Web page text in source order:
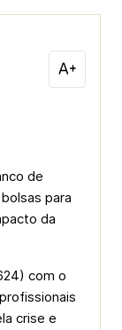
de
para
da
com o
crise e